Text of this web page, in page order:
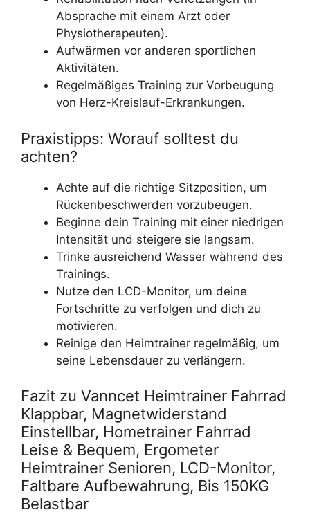
Absprache mit einem Arzt oder
Physiotherapeuten).
Aufwärmen vor anderen sportlichen
Aktivitäten.
Regelmäßiges Training zur Vorbeugung
von Herz-Kreislauf-Erkrankungen.
Praxistipps: Worauf solltest du
achten?
Achte auf die richtige Sitzposition, um
Rückenbeschwerden vorzubeugen.
Beginne dein Training mit einer niedrigen
Intensität und steigere sie langsam.
Trinke ausreichend Wasser während des
Trainings.
Nutze den LCD-Monitor, um deine
Fortschritte zu verfolgen und dich zu
motivieren.
Reinige den Heimtrainer regelmäßig, um
seine Lebensdauer zu verlängern.
Fazit zu Vanncet Heimtrainer Fahrrad
Klappbar, Magnetwiderstand
Einstellbar, Hometrainer Fahrrad
Leise & Bequem, Ergometer
Heimtrainer Senioren, LCD-Monitor,
Faltbare Aufbewahrung, Bis 150KG
Belastbar